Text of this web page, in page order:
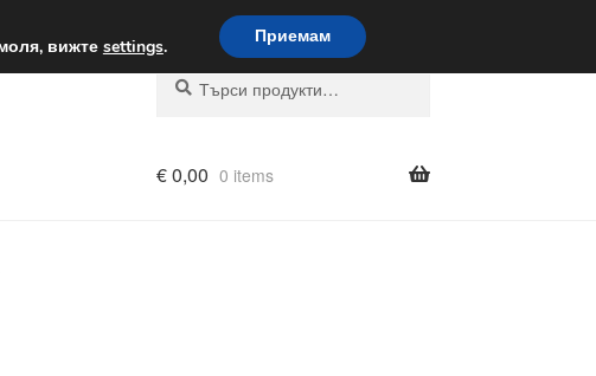
Доставка по целия свят
Търсене
Търсене
€0,00 0 items
вижте settings. Приемам